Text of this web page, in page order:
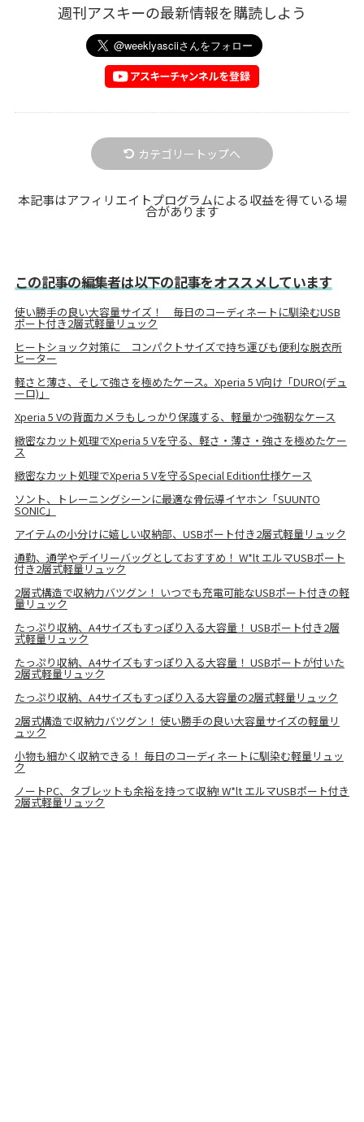
週刊アスキーの最新情報を購読しよう
カテゴリートップへ
本記事はアフィリエイトプログラムによる収益を得ている場
合があります
この記事の編集者は以下の記事をオススメしています
使い勝手の良い大容量サイズ！ 毎日のコーディネートに馴染むUSB
ポート付き2層式軽量リュック
ヒートショック対策に コンパクトサイズで持ち運びも便利な脱衣所
ヒーター
軽さと薄さ、そして強さを極めたケース。Xperia 5 V向け「DURO(デュ
ーロ)」
Xperia 5 Vの背面カメラもしっかり保護する、軽量かつ強靭なケース
緻密なカット処理でXperia 5 Vを守る、軽さ・薄さ・強さを極めたケー
ス
緻密なカット処理でXperia 5 Vを守るSpecial Edition仕様ケース
ソント、トレーニングシーンに最適な骨伝導イヤホン「SUUNTO
SONIC」
アイテムの小分けに嬉しい収納部、USBポート付き2層式軽量リュック
通勤、通学やデイリーバッグとしておすすめ！ W*lt エルマUSBポート
付き2層式軽量リュック
2層式構造で収納力バツグン！ いつでも充電可能なUSBポート付きの軽
量リュック
たっぷり収納、A4サイズもすっぽり入る大容量！ USBポート付き2層
式軽量リュック
たっぷり収納、A4サイズもすっぽり入る大容量！ USBポートが付いた
2層式軽量リュック
たっぷり収納、A4サイズもすっぽり入る大容量の2層式軽量リュック
2層式構造で収納力バツグン！ 使い勝手の良い大容量サイズの軽量リ
ュック
小物も細かく収納できる！ 毎日のコーディネートに馴染む軽量リュッ
ク
ノートPC、タブレットも余裕を持って収納! W*lt エルマUSBポート付き
2層式軽量リュック